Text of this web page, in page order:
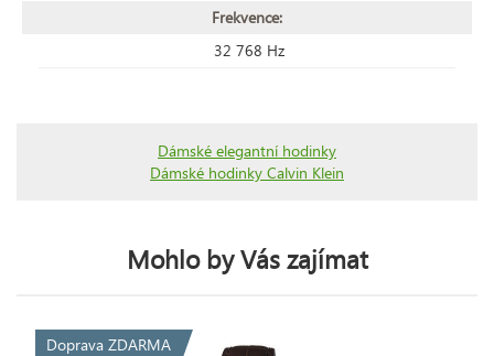
Frekvence:
32 768 Hz
Dámské elegantní hodinky
Dámské hodinky Calvin Klein
Mohlo by Vás zajímat
Doprava ZDARMA